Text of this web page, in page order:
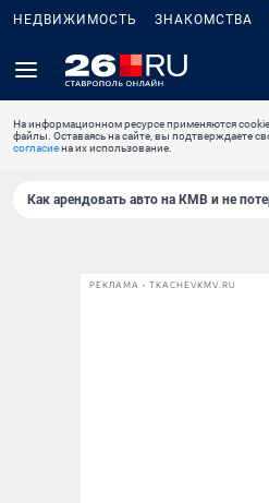
НЕДВИЖИМОСТЬ ЗНАКОМСТВА
На информационном ресурсе применяются
файлы. Оставаясь на сайте, вы подтверждаете
согласиена их использование.
Как арендовать авто на КМВ и не
РЕКЛАМА • TKACHEVKMV.RU